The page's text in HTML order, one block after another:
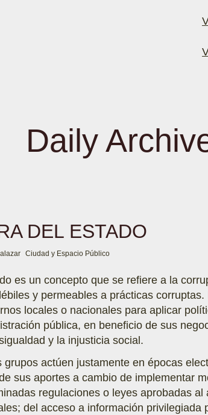
Daily
DEL ESTADO
Ciudad y Espacio Público
es un concepto que se refiere a la
y permeables a prácticas
locales o nacionales para aplicar
pública, en beneficio de sus
y la injusticia social.
grupos actúen justamente en épocas
sus aportes a cambio de implementar
regulaciones o leyes aprobadas
del acceso a información